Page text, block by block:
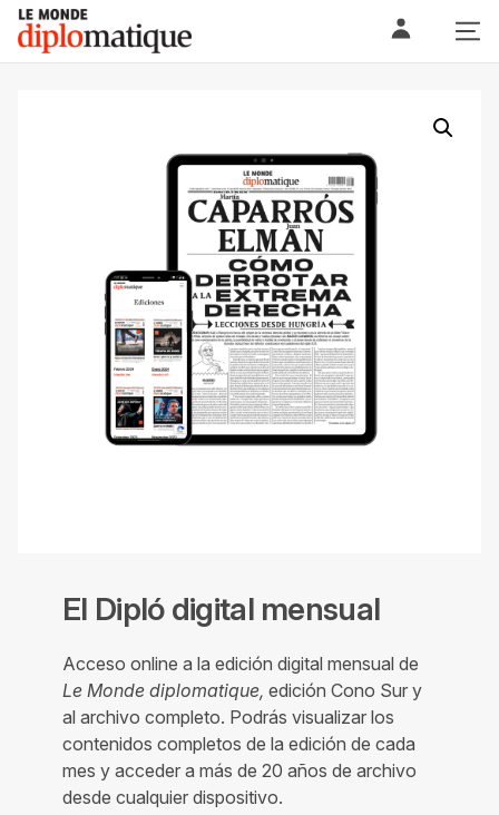
Skip
content
Le monde diplomatique
El Dipló digital mensual
Acceso online a la edición digital mensual de
Le Monde diplomatique, edición Cono Sur y
al archivo completo. Podrás visualizar los
contenidos completos de la edición de cada
mes y acceder a más de 20 años de archivo
desde cualquier dispositivo.